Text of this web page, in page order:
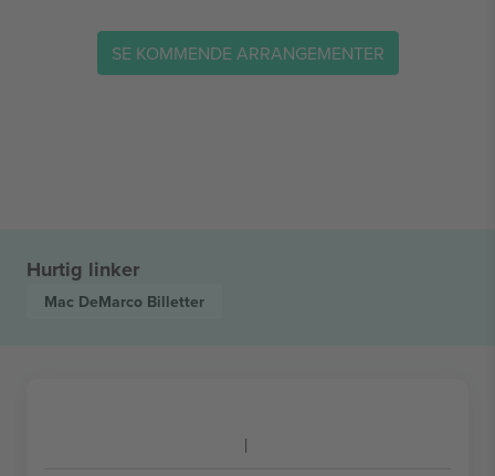
SE KOMMENDE ARRANGEMENTER
Hurtig linker
Mac DeMarco Billetter